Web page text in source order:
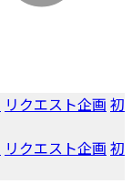
リクエスト企画 初
リクエスト企画 初